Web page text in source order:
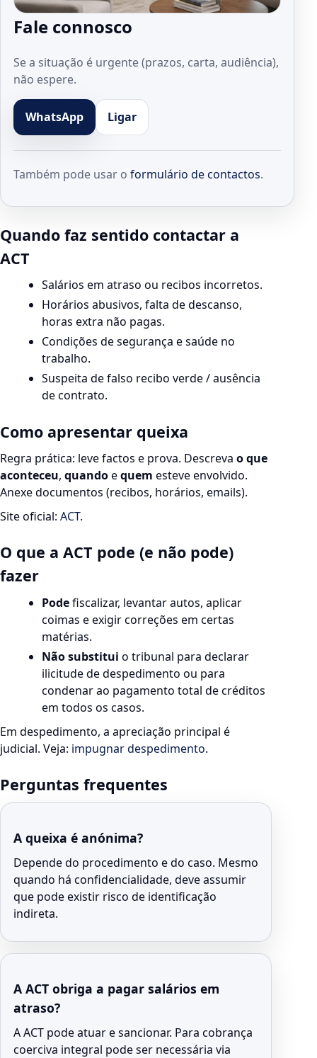
Fale connosco
Se a situação é urgente (prazos, carta, audiência),
não espere.
WhatsApp Ligar
Também pode usar o formulário de contactos.
Quando faz sentido contactar a
ACT
Salários em atraso ou recibos incorretos.
Horários abusivos, falta de descanso,
horas extra não pagas.
Condições de segurança e saúde no
trabalho.
Suspeita de falso recibo verde / ausência
de contrato.
Como apresentar queixa
Regra prática: leve factos e prova. Descreva o que
aconteceu, quandoequem esteve envolvido.
Anexe documentos (recibos, horários, emails).
Site oficial: ACT.
O que a ACT pode (e não pode)
fazer
Podefiscalizar, levantar autos, aplicar
coimas e exigir correções em certas
matérias.
Não substitui o tribunal para declarar
ilicitude de despedimento ou para
condenar ao pagamento total de créditos
em todos os casos.
Em despedimento, a apreciação principal é
judicial. Veja: impugnar despedimento.
Perguntas frequentes
A queixa é anónima?
Depende do procedimento e do caso. Mesmo
quando há confidencialidade, deve assumir
que pode existir risco de identificação
indireta.
A ACT obriga a pagar salários em
atraso?
A ACT pode atuar e sancionar. Para cobrança
coerciva integral pode ser necessária via